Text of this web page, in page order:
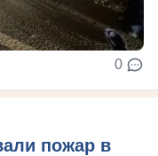
0
пожар в